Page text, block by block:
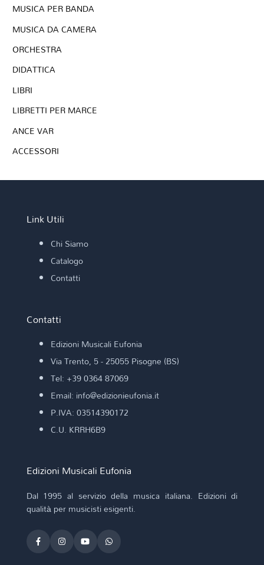
MUSICA PER BANDA
MUSICA DA CAMERA
ORCHESTRA
DIDATTICA
LIBRI
LIBRETTI PER MARCE
ANCE VAR
ACCESSORI
Link Utili
Chi Siamo
Catalogo
Contatti
Contatti
Edizioni Musicali Eufonia
Via Trento, 5 - 25055 Pisogne (BS)
Tel: +39 0364 87069
Email: info@edizionieufonia.it
P.IVA: 03514390172
C.U. KRRH6B9
Edizioni Musicali Eufonia
Dal 1995 al servizio della musica italiana. Edizioni di
qualità per musicisti esigenti.